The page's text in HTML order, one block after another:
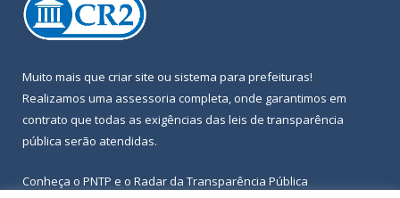
Muito mais que criar site ou sistema para prefeituras!
Realizamos uma assessoria completa, onde garantimos em
contrato que todas as exigências das leis de transparência
pública serão atendidas.
Conheça o PNTP e o Radar da Transparência Pública